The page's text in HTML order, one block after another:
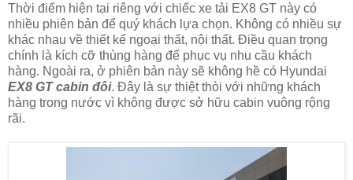
Thời điểm hiện tại riêng với chiếc xe tải EX8 GT này có
nhiều phiên bản để quý khách lựa chọn. Không có nhiều sự
khác nhau về thiết kế ngoại thất, nội thất. Điều quan trọng
chính là kích cỡ thùng hàng để phục vụ nhu cầu khách
hàng. Ngoài ra, ở phiên bản này sẽ không hề có Hyundai
EX8 GT cabin đôi. Đây là sự thiệt thòi với những khách
hàng trong nước vì không được sở hữu cabin vuông rộng
rãi.